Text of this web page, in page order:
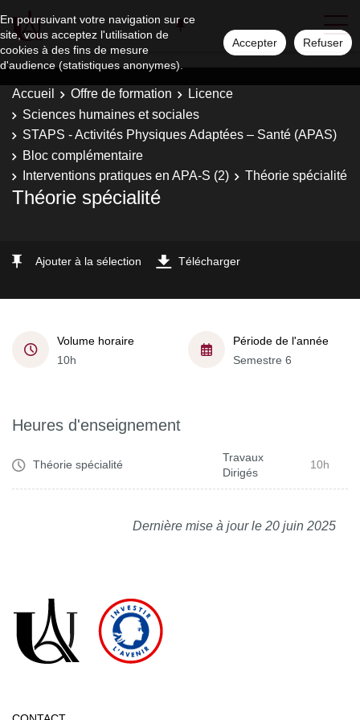
En poursuivant votre navigation sur ce
site, vous acceptez l'utilisation de
cookies à des fins de mesure
d'audience (statistiques anonymes).
Accepter Refuser
Accueil Offre de formation
Licence
Sciences humaines et sociales
STAPS - Activités Physiques Adaptées – Santé (APAS)
Bloc complémentaire
Interventions pratiques en APA-S (2)
Théorie spécialité
Théorie spécialité
Ajouter à la sélection Télécharger
Volume horaire
10h
Période de l'année
Semestre 6
Heures d'enseignement
Théorie spécialité
Travaux
Dirigés
10h
Dernière mise à jour le 20 juin 2025